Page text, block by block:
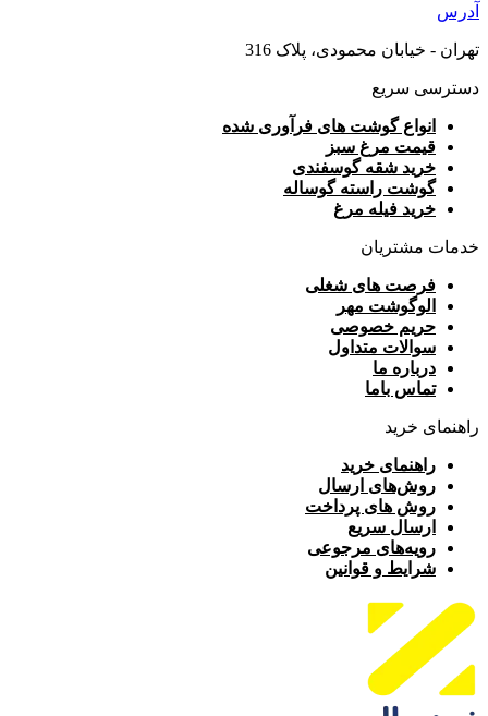
آدرس
تهران - خیابان محمودی، پلاک 316
دسترسی سریع
انواع گوشت های فرآوری شده
قیمت مرغ سبز
خرید شقه گوسفندی
گوشت راسته گوساله
خرید فیله مرغ
خدمات مشتریان
فرصت های شغلی
الوگوشت مهر
حریم خصوصی
سوالات متداول
درباره ما
تماس باما
راهنمای خرید
راهنمای خرید
روش‌های ارسال
روش های پرداخت
ارسال سریع
رویه‌های مرجوعی
شرایط و قوانین